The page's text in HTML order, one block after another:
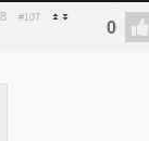
#107